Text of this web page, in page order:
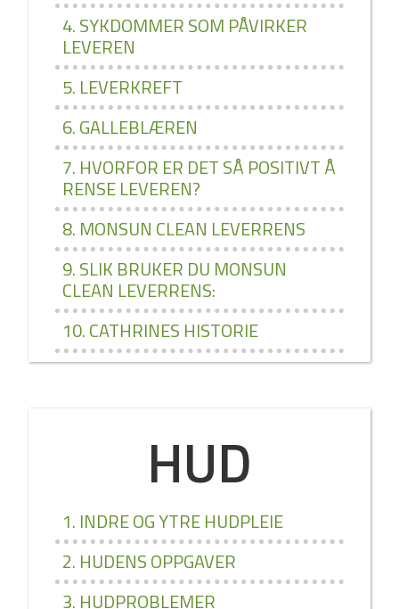
4. SYKDOMMER SOM PÅVIRKER
LEVEREN
5. LEVERKREFT
6. GALLEBLÆREN
7. HVORFOR ER DET SÅ POSITIVT Å
RENSE LEVEREN?
8. MONSUN CLEAN LEVERRENS
9. SLIK BRUKER DU MONSUN
CLEAN LEVERRENS:
10. CATHRINES HISTORIE
HUD
1. INDRE OG YTRE HUDPLEIE
2. HUDENS OPPGAVER
3. HUDPROBLEMER